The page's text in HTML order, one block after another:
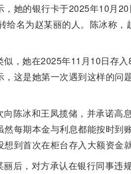
，她的银行卡于2025年10月
给名为赵某丽的人。陈冰称
似，她在2025年11月10日存
，这是她第一次遇到这样的
向陈冰和王凤揽储，并承诺高
然每期本金与利息都能按时到
到首次在柜台存入大额资金
丽后，对方承认在银行同事违